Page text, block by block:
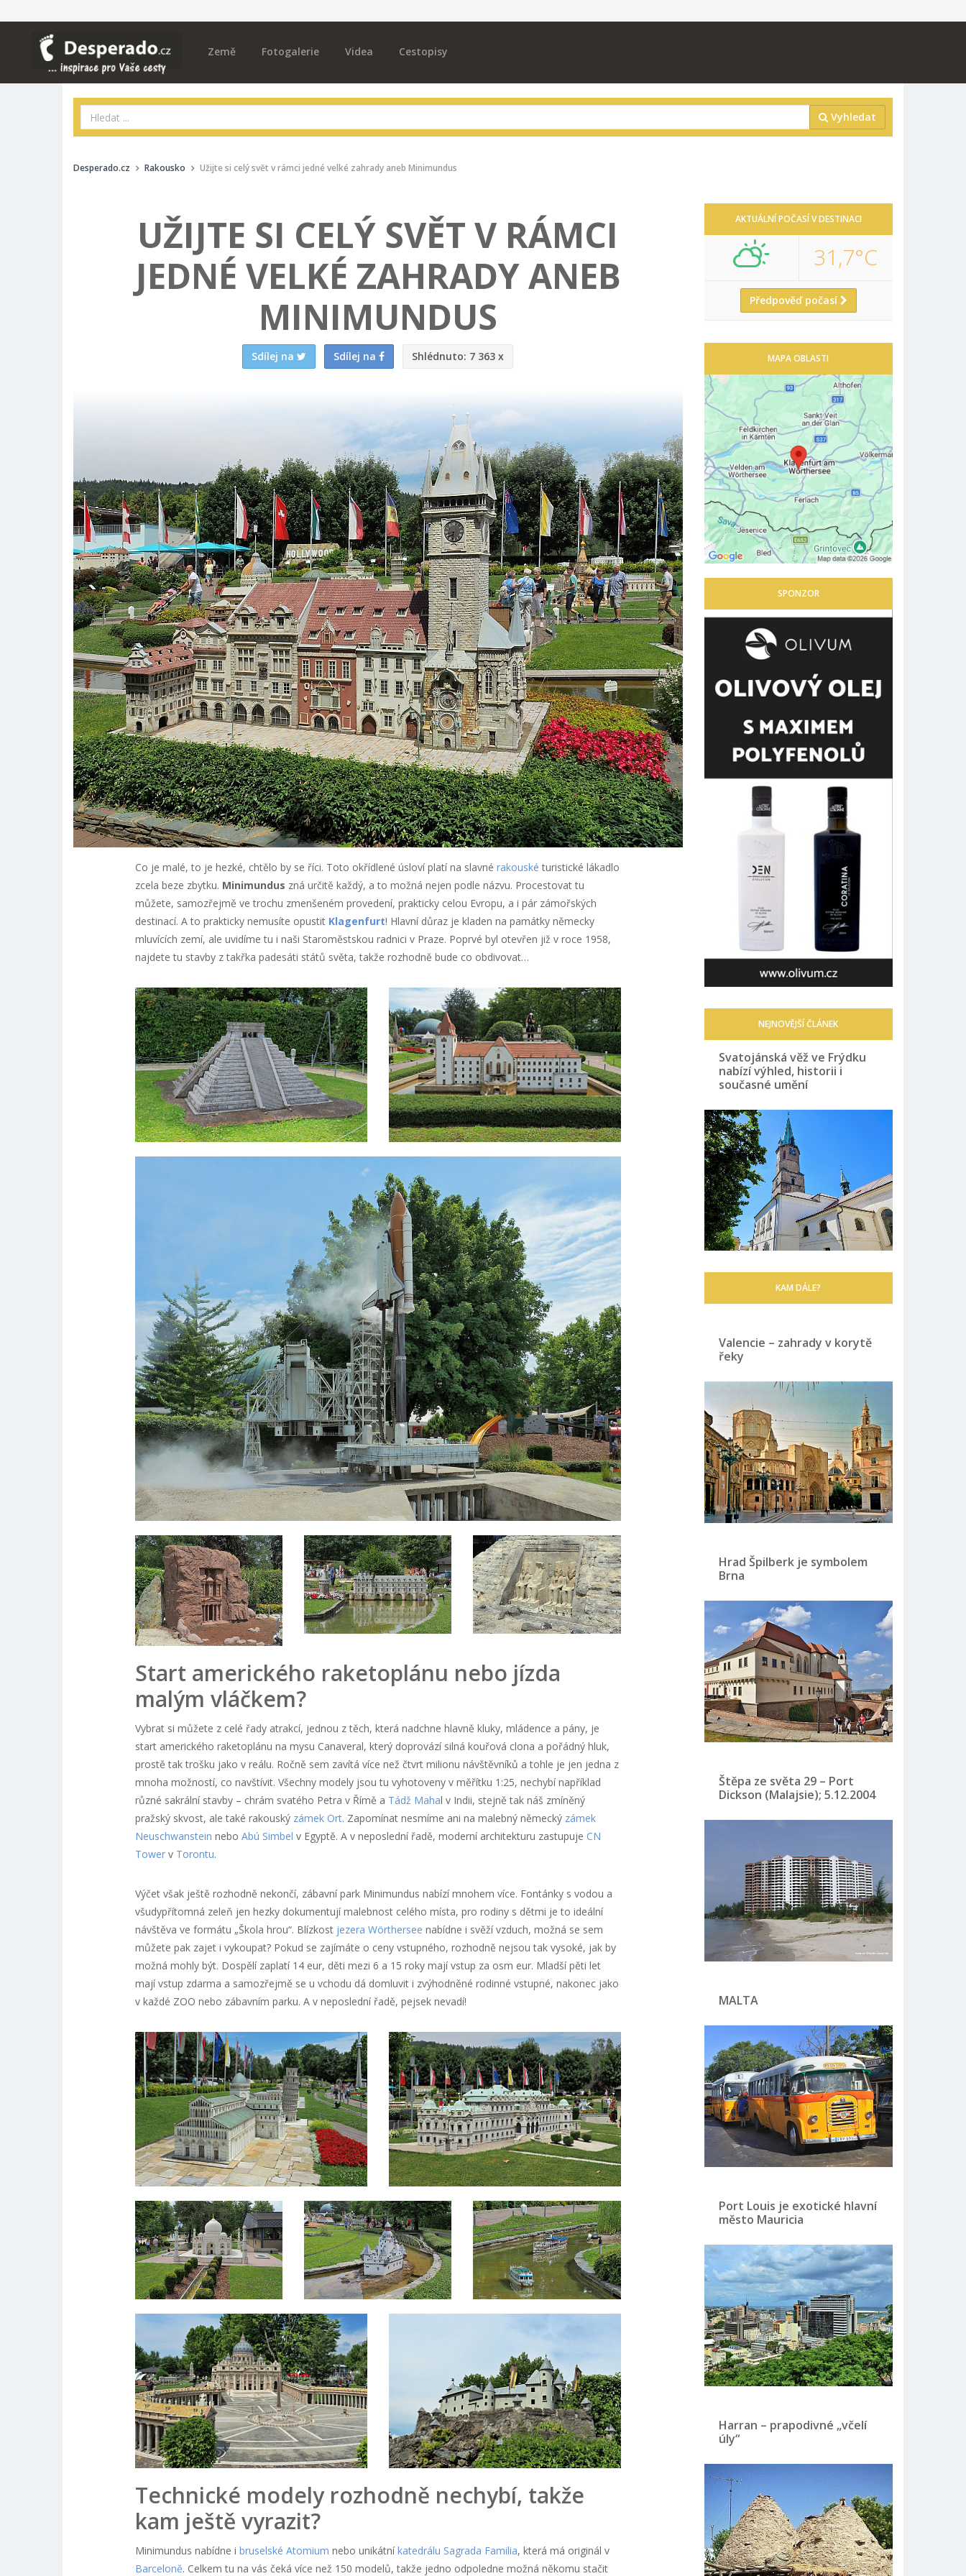
Země Fotogalerie Videa Cestopisy
Vyhledat
Desperado.cz Rakousko Užijte si celý svět v rámci jedné velké zahrady aneb Minimundus
UŽIJTE SI CELÝ SVĚT V RÁMCI
JEDNÉ VELKÉ ZAHRADY ANEB
MINIMUNDUS
Sdílej na Sdílej na Shlédnuto: 7 363 x
Co je malé, to je hezké, chtělo by se říci. Toto okřídlené úsloví platí na slavné rakouské turistické lákadlo
zcela beze zbytku. Minimundus zná určitě každý, a to možná nejen podle názvu. Procestovat tu
můžete, samozřejmě ve trochu zmenšeném provedení, prakticky celou Evropu, a i pár zámořských
destinací. A to prakticky nemusíte opustit Klagenfurt! Hlavní důraz je kladen na památky německy
mluvících zemí, ale uvidíme tu i naši Staroměstskou radnici v Praze. Poprvé byl otevřen již v roce 1958,
najdete tu stavby z takřka padesáti států světa, takže rozhodně bude co obdivovat…
Start amerického raketoplánu nebo jízda
malým vláčkem?
Vybrat si můžete z celé řady atrakcí, jednou z těch, která nadchne hlavně kluky, mládence a pány, je
start amerického raketoplánu na mysu Canaveral, který doprovází silná kouřová clona a pořádný hluk,
prostě tak trošku jako v reálu. Ročně sem zavítá více než čtvrt milionu návštěvníků a tohle je jen jedna z
mnoha možností, co navštívit. Všechny modely jsou tu vyhotoveny v měřítku 1:25, nechybí například
různé sakrální stavby – chrám svatého Petra v Římě a Tádž Mahal v Indii, stejně tak náš zmíněný
pražský skvost, ale také rakouský zámek Ort. Zapomínat nesmíme ani na malebný německý zámek
Neuschwanstein nebo Abú Simbel v Egyptě. A v neposlední řadě, moderní architekturu zastupuje CN
Towerv Torontu.
Výčet však ještě rozhodně nekončí, zábavní park Minimundus nabízí mnohem více. Fontánky s vodou a
všudypřítomná zeleň jen hezky dokumentují malebnost celého místa, pro rodiny s dětmi je to ideální
návštěva ve formátu „Škola hrou“. Blízkost jezera Wörthersee nabídne i svěží vzduch, možná se sem
můžete pak zajet i vykoupat? Pokud se zajímáte o ceny vstupného, rozhodně nejsou tak vysoké, jak by
možná mohly být. Dospělí zaplatí 14 eur, děti mezi 6 a 15 roky mají vstup za osm eur. Mladší pěti let
mají vstup zdarma a samozřejmě se u vchodu dá domluvit i zvýhodněné rodinné vstupné, nakonec jako
v každé ZOO nebo zábavním parku. A v neposlední řadě, pejsek nevadí!
Technické modely rozhodně nechybí, takže
kam ještě vyrazit?
Minimundus nabídne i bruselské Atomium nebo unikátníkatedrálu Sagrada Familia, která má originál v
Barceloně. Celkem tu na vás čeká více než 150 modelů, takže jedno odpoledne možná někomu stačit
AKTUÁLNÍ POČASÍ V DESTINACI
31,7°C
Předpověď počasí
MAPA OBLASTI
SPONZOR
NEJNOVĚJŠÍ ČLÁNEK
Svatojánská věž ve Frýdku
nabízí výhled, historii i
současné umění
KAM DÁLE?
Valencie – zahrady v korytě
řeky
Hrad Špilberk je symbolem
Brna
Štěpa ze světa 29 – Port
Dickson (Malajsie); 5.12.2004
MALTA
Port Louis je exotické hlavní
město Mauricia
Harran – prapodivné „včelí
úly“